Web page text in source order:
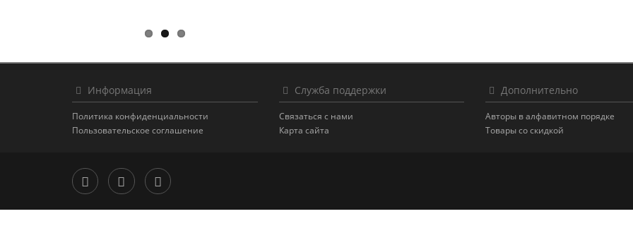
Информация
Политика конфиденциальности
Пользовательское соглашение
Служба поддержки
Связаться с нами
Карта сайта
Дополнительно
Авторы в алфавитном порядке
Товары со скидкой